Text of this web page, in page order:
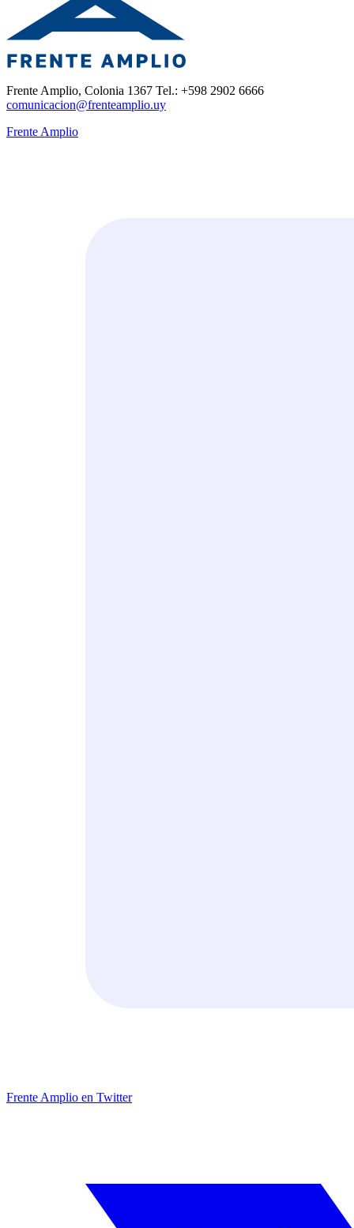
Frente Amplio, Colonia 1367 Tel.: +598 2902 6666
comunicacion@frenteamplio.uy
Frente Amplio
Frente Amplio en Twitter